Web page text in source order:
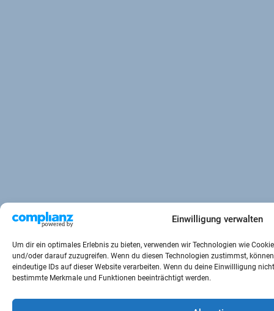
Einwilligung verwalten
Um dir ein optimales Erlebnis zu bieten, verwenden wir Technologien wie
und/oder darauf zuzugreifen. Wenn du diesen Technologien zustimmst,
eindeutige IDs auf dieser Website verarbeiten. Wenn du deine Einwillligung
bestimmte Merkmale und Funktionen beeinträchtigt werden.